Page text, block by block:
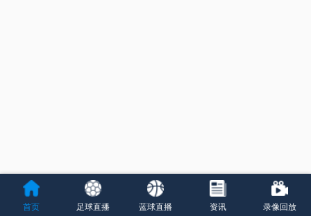
首页 足球直播 蓝球直播 资讯 录像回放